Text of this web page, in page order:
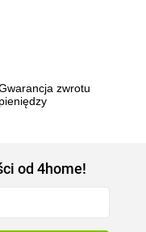
zwrotu
od 4home!